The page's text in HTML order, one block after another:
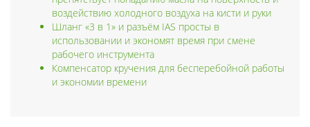
воздействию холодного воздуха на кисти и руки
Шланг «3 в 1» и разъём IAS просты в
использовании и экономят время при смене
рабочего инструмента
Компенсатор кручения для бесперебойной работы
и экономии времени